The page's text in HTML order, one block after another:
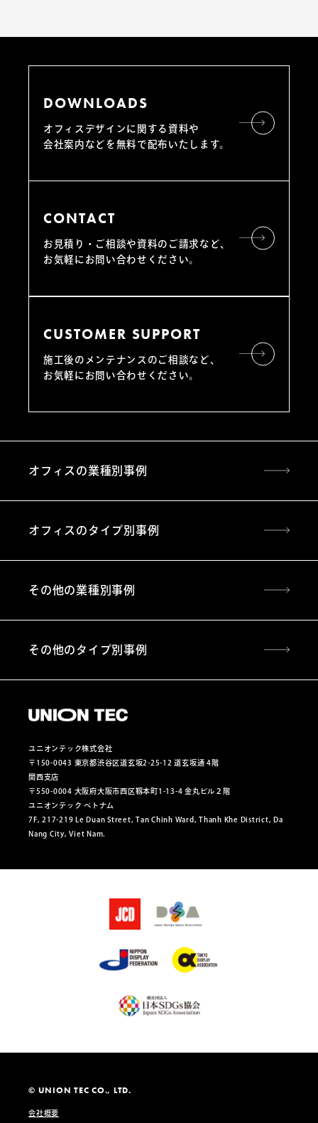
DOWNLOADS
オフィスデザインに関する資料や
会社案内などを無料で配布いたします。
CONTACT
お見積り・ご相談や資料のご請求など、
お気軽にお問い合わせください。
CUSTOMER SUPPORT
施工後のメンテナンスのご相談など、
お気軽にお問い合わせください。
オフィスの業種別事例
その他の業種別事例
オフィスのタイプ別事例
その他のタイプ別事例
ユニオンテック株式会社
〒150-0043 東京都渋谷区道玄坂2-25-12 道玄坂通 4階
関西支店
〒550-0004 大阪府大阪市西区靱本町1-13-4 金丸ビル２階
ユニオンテック ベトナム
7F, 217-219 Le Duan Street, Tan Chinh Ward, Thanh Khe District, Da
Nang City, Viet Nam.
© UNION TEC CO., LTD.
会社概要